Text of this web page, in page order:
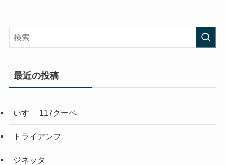
最近の投稿
いすゞ 117クーペ
トライアンフ
ジネッタ